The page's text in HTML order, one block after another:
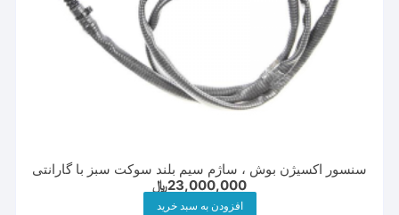
سنسور اکسیژن بوش ، ساژم سیم بلند سوکت سبز با گارانتی
23,000,000﷼
افزودن به سبد خرید